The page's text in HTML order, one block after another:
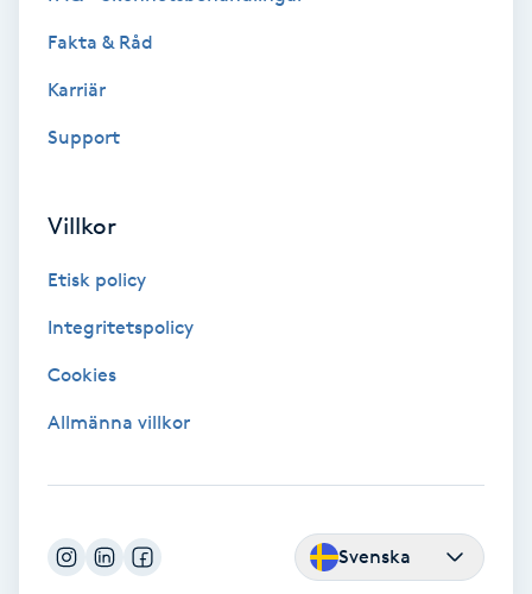
Fransförlängning Volym
Fransrengöring
Frekvensterapi
Friskvårdsmassage
Frisör
Funktionsanalys
Fakta & Råd
Karriär
Support
Villkor
Etisk policy
Integritetspolicy
Cookies
Allmänna villkor
Svenska